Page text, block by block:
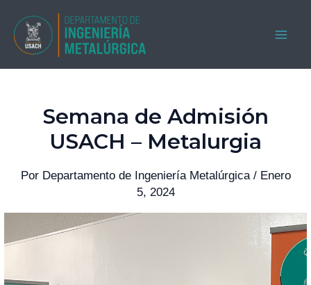
contenido
Semana de Admisión
USACH – Metalurgia
Por Departamento de Ingeniería Metalúrgica / Enero
5, 2024